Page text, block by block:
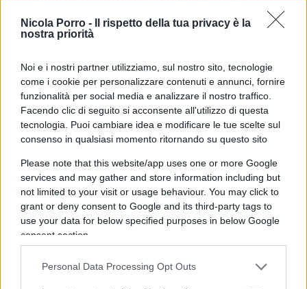
Nicola Porro -
Il rispetto della tua privacy è la
nostra priorità
Noi e i nostri partner utilizziamo, sul nostro sito, tecnologie
come i cookie per personalizzare contenuti e annunci, fornire
funzionalità per social media e analizzare il nostro traffico.
Facendo clic di seguito si acconsente all'utilizzo di questa
tecnologia. Puoi cambiare idea e modificare le tue scelte sul
consenso in qualsiasi momento ritornando su questo sito
Please note that this website/app uses one or more Google
services and may gather and store information including but
not limited to your visit or usage behaviour. You may click to
grant or deny consent to Google and its third-party tags to
use your data for below specified purposes in below Google
consent section.
Personal Data Processing Opt Outs
Cazier, durante le commemorazioni ufficiali della
della Cgil si sono voltati di spalle mentre il
Presidente del Senato Ignazio La Russa leggeva il
messaggio del Presidente della Repubblica Sergio
Mattarella». Fidanza ha affermato che lo stesso
gesto è avvenuto durante l’intervento di Antonella
Sberna.